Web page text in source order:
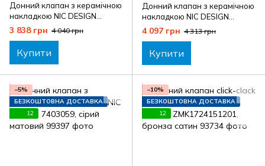
Донний клапан з керамічною
накладкою NIC DESIGN
7403001, білий глянець
3 838 грн 4 040 грн
Купити
Донний клапан з керамічною
накладкою NIC DESIGN
7403003, білий
4 097 грн 4 313 грн
Купити
−5%
БЕЗКОШТОВНА ДОСТАВКА
12
−10%
БЕЗКОШТОВНА ДОСТАВКА
12